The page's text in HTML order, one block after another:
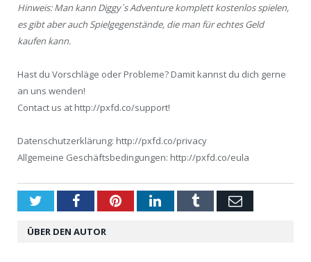
Hinweis: Man kann Diggy´s Adventure komplett kostenlos spielen,
es gibt aber auch Spielgegenstände, die man für echtes Geld
kaufen kann.
Hast du Vorschläge oder Probleme? Damit kannst du dich gerne
an uns wenden!
Contact us at http://pxfd.co/support!
Datenschutzerklärung: http://pxfd.co/privacy
Allgemeine Geschäftsbedingungen: http://pxfd.co/eula
TwitterFacebookPinterestLinkedInTumblrEmail
ÜBER DEN AUTOR